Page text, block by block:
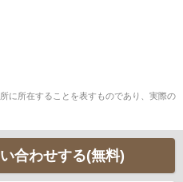
に所在することを表すものであり、実際の
合わせする(無料)